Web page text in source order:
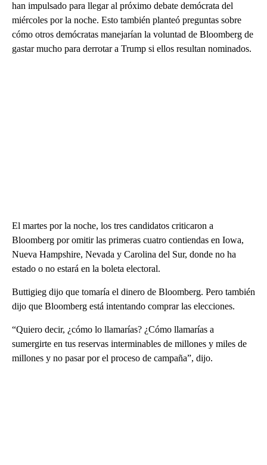
han impulsado para llegar al próximo debate demócrata del
miércoles por la noche. Esto también planteó preguntas sobre
cómo otros demócratas manejarían la voluntad de Bloomberg de
gastar mucho para derrotar a Trump si ellos resultan nominados.
El martes por la noche, los tres candidatos criticaron a
Bloomberg por omitir las primeras cuatro contiendas en Iowa,
Nueva Hampshire, Nevada y Carolina del Sur, donde no ha
estado o no estará en la boleta electoral.
Buttigieg dijo que tomaría el dinero de Bloomberg. Pero también
dijo que Bloomberg está intentando comprar las elecciones.
“Quiero decir, ¿cómo lo llamarías? ¿Cómo llamarías a
sumergirte en tus reservas interminables de millones y miles de
millones y no pasar por el proceso de campaña”, dijo.